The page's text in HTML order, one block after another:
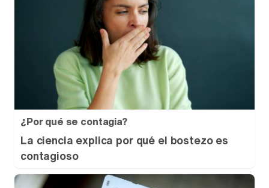
¿Por qué se contagia?
La ciencia explica por qué el bostezo es
contagioso